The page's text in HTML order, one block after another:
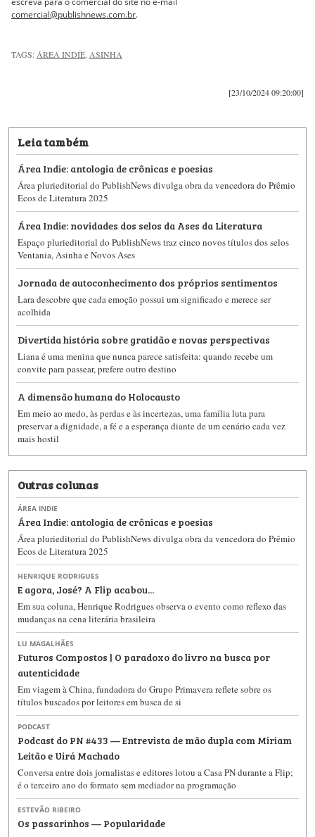
comercial@publishnews.com.br.
TAGS: ÁREA INDIE ASINHA
[23/10/2024 09:20:00]
Leia também
Área Indie: antologia de crônicas e poesias
Área plurieditorial do PublishNews divulga obra da vencedora do Prêmio
Ecos de Literatura 2025
Área Indie: novidades dos selos da Ases da Literatura
Espaço plurieditorial do PublishNews traz cinco novos títulos dos selos
Ventania, Asinha e Novos Ases
Jornada de autoconhecimento dos próprios sentimentos
Lara descobre que cada emoção possui um significado e merece ser
acolhida
Divertida história sobre gratidão e novas perspectivas
Liana é uma menina que nunca parece satisfeita: quando recebe um
convite para passear, prefere outro destino
A dimensão humana do Holocausto
Em meio ao medo, às perdas e às incertezas, uma família luta para
preservar a dignidade, a fé e a esperança diante de um cenário cada vez
mais hostil
Outras colunas
ÁREA INDIE
Área Indie: antologia de crônicas e poesias
Área plurieditorial do PublishNews divulga obra da vencedora do Prêmio
Ecos de Literatura 2025
HENRIQUE RODRIGUES
E agora, José? A Flip acabou...
Em sua coluna, Henrique Rodrigues observa o evento como reflexo das
mudanças na cena literária brasileira
LU MAGALHÃES
Futuros Compostos | O paradoxo do livro na busca por
autenticidade
Em viagem à China, fundadora do Grupo Primavera reflete sobre os
títulos buscados por leitores em busca de si
PODCAST
Podcast do PN #433 — Entrevista de mão dupla com Miriam
Leitão e Uirá Machado
Conversa entre dois jornalistas e editores lotou a Casa PN durante a Flip;
é o terceiro ano do formato sem mediador na programação
ESTEVÃO RIBEIRO
Os passarinhos — Popularidade